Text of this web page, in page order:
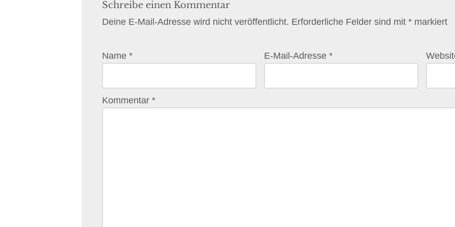
Schreibe einen Kommentar
Deine E-Mail-Adresse wird nicht veröffentlicht. Erforderliche Felder sind mit *markiert
Name * E-Mail-Adresse *
Kommentar *